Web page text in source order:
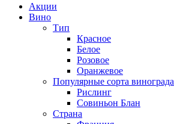
Акции
Вино
Тип
Красное
Белое
Розовое
Оранжевое
Популярные сорта винограда
Рислинг
Совиньон Блан
Страна